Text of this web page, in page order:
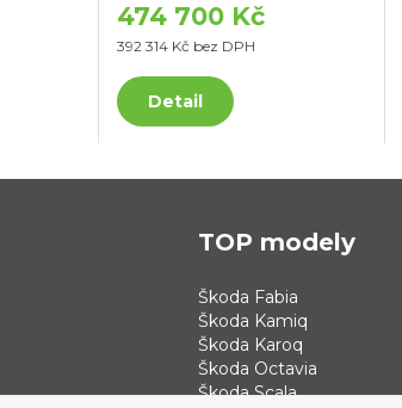
474 700 Kč
392 314 Kč bez DPH
Detail
TOP modely
Škoda Fabia
Škoda Kamiq
Škoda Karoq
Škoda Octavia
Škoda Scala